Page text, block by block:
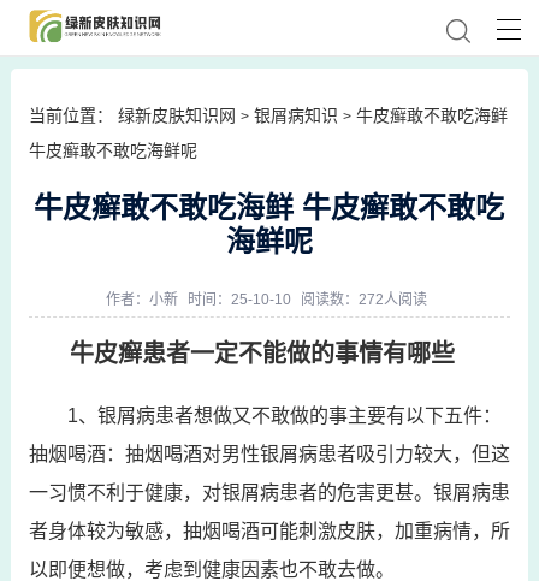
当前位置： 绿新皮肤知识网 > 银屑病知识 > 牛皮癣敢不敢吃海鲜
牛皮癣敢不敢吃海鲜呢
牛皮癣敢不敢吃海鲜 牛皮癣敢不敢吃
海鲜呢
作者： 小新 时间：25-10-10 阅读数：272人阅读
牛皮癣患者一定不能做的事情有哪些
1、银屑病患者想做又不敢做的事主要有以下五件：
抽烟喝酒：抽烟喝酒对男性银屑病患者吸引力较大，但这
一习惯不利于健康，对银屑病患者的危害更甚。银屑病患
者身体较为敏感，抽烟喝酒可能刺激皮肤，加重病情，所
以即便想做，考虑到健康因素也不敢去做。